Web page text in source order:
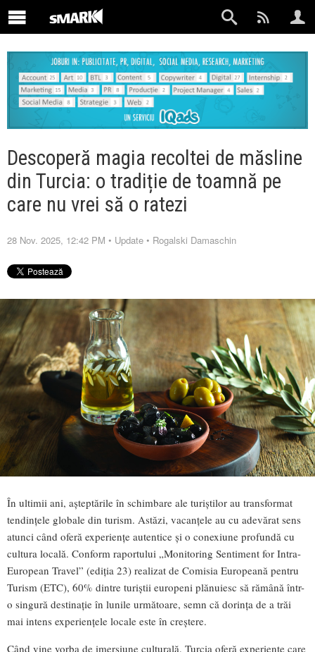
Descoperă magia recoltei de măsline
din Turcia: o tradiție de toamnă pe
care nu vrei să o ratezi
28 Nov. 2025, 12:42 PM • Update • Rogalski Damaschin
În ultimii ani, așteptările în schimbare ale turiștilor au transformat
tendințele globale din turism. Astăzi, vacanțele au cu adevărat sens
atunci când oferă experiențe autentice și o conexiune profundă cu
cultura locală. Conform raportului „Monitoring Sentiment for Intra-
European Travel” (ediția 23) realizat de Comisia Europeană pentru
Turism (ETC), 60% dintre turiștii europeni plănuiesc să rămână într-
o singură destinație în lunile următoare, semn că dorința de a trăi
mai intens experiențele locale este în creștere.
Când vine vorba de imersiune culturală, Turcia oferă experiențe care